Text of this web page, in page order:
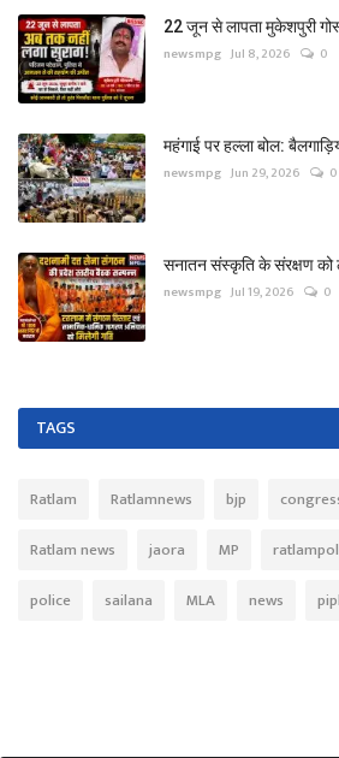
22 जून से लापता मुकेशपुरी
newsmpg Jul 8, 2026 0
महंगाई पर हल्ला बोल:
newsmpg Jun 29, 2026 0
सनातन संस्कृति के संरक्षण
newsmpg Jul 19, 2026 0
TAGS
Ratlam Ratlamnews bjp
Ratlam news
jaora MP
police
sailana MLA news